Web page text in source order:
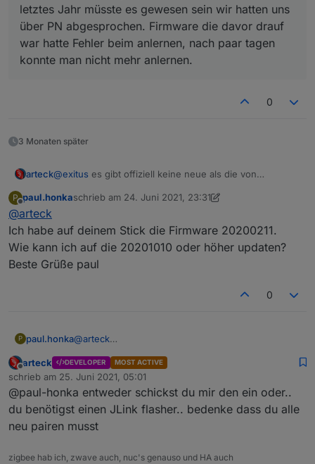
letztes Jahr müsste es gewesen sein wir hatten uns
über PN abgesprochen. Firmware die davor drauf
war hatte Fehler beim anlernen, nach paar tagen
konnte man nicht mehr anlernen.
0
3 Monaten später
arteck@exitus es gibt offiziell keine neue als die von
P
Offline
paul.honkaschrieb am 24. Juni 2021, 23:31
zuletzt editiert von paul.honka
@arteck
Ich habe auf deinem Stick die Firmware 20200211.
Wie kann ich auf die 20201010 oder höher updaten?
Beste Grüße paul
0
P paul.honka@arteck
Wie kann ich auf die 20201010 oder höher
updaten?
Beste Grüße paul
Offline
arteck DEVELOPER MOST ACTIVE
schrieb am 25. Juni 2021, 05:01
zuletzt editiert von
@paul-honka entweder schickst du mir den ein oder..
du benötigst einen JLink flasher.. bedenke dass du alle
neu pairen musst
zigbee hab ich, zwave auch, nuc's genauso und HA auch